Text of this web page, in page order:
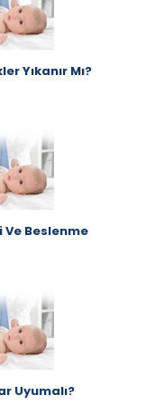
Yıkanır Mı?
Beslenme
Uyumalı?